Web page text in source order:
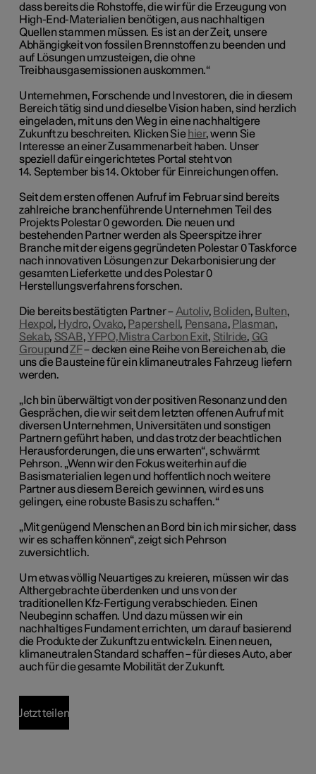
dass bereits die Rohstoffe, die wir für die Erzeugung von
High-End-Materialien benötigen, aus nachhaltigen
Quellen stammen müssen. Es ist an der Zeit, unsere
Abhängigkeit von fossilen Brennstoffen zu beenden und
auf Lösungen umzusteigen, die ohne
Treibhausgasemissionen auskommen.“
Unternehmen, Forschende und Investoren, die in diesem
Bereich tätig sind und dieselbe Vision haben, sind herzlich
eingeladen, mit uns den Weg in eine nachhaltigere
Zukunft zu beschreiten. Klicken Sie hier, wenn Sie
Interesse an einer Zusammenarbeit haben. Unser
speziell dafür eingerichtetes Portal steht von
14. September bis 14. Oktober für Einreichungen offen.
Seit dem ersten offenen Aufruf im Februar sind bereits
zahlreiche branchenführende Unternehmen Teil des
Projekts Polestar 0 geworden. Die neuen und
bestehenden Partner werden als Speerspitze ihrer
Branche mit der eigens gegründeten Polestar 0 Taskforce
nach innovativen Lösungen zur Dekarbonisierung der
gesamten Lieferkette und des Polestar 0
Herstellungsverfahrens forschen.
Die bereits bestätigten Partner –Autoliv, Boliden, Bulten,
Hexpol , Hydro, Ovako, Papershell , Pensana, Plasman,
Sekab, SSAB, YFPO, Mistra Carbon Exit, Stilride, GG
GroupundZF– decken eine Reihe von Bereichen ab, die
uns die Bausteine für ein klimaneutrales Fahrzeug liefern
werden.
„Ich bin überwältigt von der positiven Resonanz und den
Gesprächen, die wir seit dem letzten offenen Aufruf mit
diversen Unternehmen, Universitäten und sonstigen
Partnern geführt haben, und das trotz der beachtlichen
Herausforderungen, die uns erwarten“, schwärmt
Pehrson. „Wenn wir den Fokus weiterhin auf die
Basismaterialien legen und hoffentlich noch weitere
Partner aus diesem Bereich gewinnen, wird es uns
gelingen, eine robuste Basis zu schaffen.“
„Mit genügend Menschen an Bord bin ich mir sicher, dass
wir es schaffen können“, zeigt sich Pehrson
zuversichtlich.
Um etwas völlig Neuartiges zu kreieren, müssen wir das
Althergebrachte überdenken und uns von der
traditionellen Kfz-Fertigung verabschieden. Einen
Neubeginn schaffen. Und dazu müssen wir ein
nachhaltiges Fundament errichten, um darauf basierend
die Produkte der Zukunft zu entwickeln. Einen neuen,
klimaneutralen Standard schaffen – für dieses Auto, aber
auch für die gesamte Mobilität der Zukunft.
Jetzt teilen